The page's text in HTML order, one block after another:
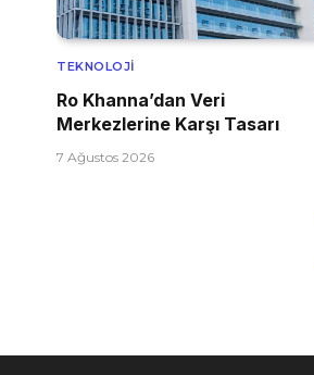
TEKNOLOJI
Ro Khanna’dan Veri
Merkezlerine Karşı Tasarı
7 Ağustos 2026